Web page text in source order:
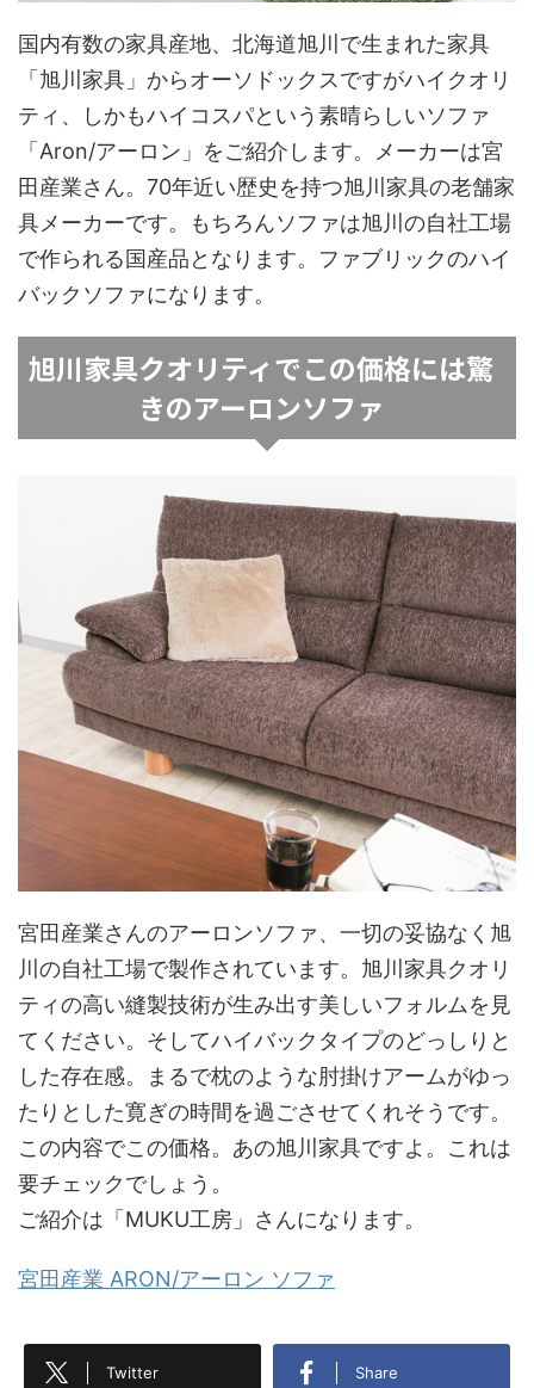
国内有数の家具産地、北海道旭川で生まれた家具
「旭川家具」からオーソドックスですがハイクオリ
ティ、しかもハイコスパという素晴らしいソファ
「Aron/アーロン」をご紹介します。メーカーは宮
田産業さん。70年近い歴史を持つ旭川家具の老舗家
具メーカーです。もちろんソファは旭川の自社工場
で作られる国産品となります。ファブリックのハイ
バックソファになります。
旭川家具クオリティでこの価格には驚
きのアーロンソファ
宮田産業さんのアーロンソファ、一切の妥協なく旭
川の自社工場で製作されています。旭川家具クオリ
ティの高い縫製技術が生み出す美しいフォルムを見
てください。そしてハイバックタイプのどっしりと
した存在感。まるで枕のような肘掛けアームがゆっ
たりとした寛ぎの時間を過ごさせてくれそうです。
この内容でこの価格。あの旭川家具ですよ。これは
要チェックでしょう。
ご紹介は「MUKU工房」さんになります。
宮田産業 ARON/アーロン ソファ
Twitter Share